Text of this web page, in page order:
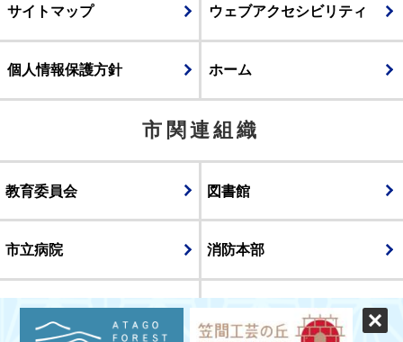
サイトマップ ウェブアクセシビリティ
個人情報保護方針 ホーム
市関連組織
教育委員会 図書館
市立病院 消防本部
議会